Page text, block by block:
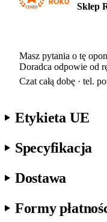
Sklep
Masz pytania o tę
Doradca odpowie od
Czat całą dobę · tel.
Etykieta UE
Specyfikacja
Dostawa
Formy